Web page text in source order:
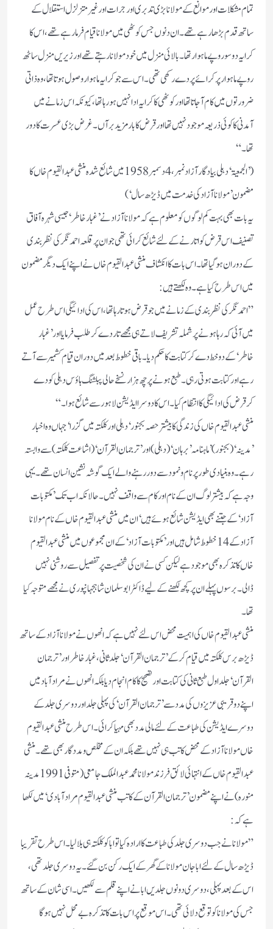
تمام مشکلات اور موانع کے مولانا بڑی تدبری اور جرات اور غیر متزلزل استقلال کے
ساتھ قدم بڑھارہے تھے۔ان دنوں جس کوٹھی میں مولانا قیام فرمارہے تھے، اس کا
کرایہ دوسو روپے ماہوار تھا۔ بالائی منزل میں خودمولانارہتے تھے اور زیریں منزل ساٹھ
روپے ماہوار پر کرائے پر دے رکھی تھی۔ اس سے جو کرایہ ماہوار وصول ہوتا تھا، وہ ذاتی
ضرورتوں میں کام آجاتا تھااور کوٹھی کا کرایہ ادا نہیں ہورہا تھا، کیونکہ اس زمانے میں
آمدنی کا کوئی ذریعہ موجود نہیں تھااور قرض کا بار مزید برآں۔ غرض بڑی عسرت کا دور
تھا۔“
(’الجمعیۃ‘ دہلی بیادگار آزادنمبر،4دسمبر 1958میں شائع شدہ منشی عبدالقیوم خاں کا
مضمون ’مولانا آزاد کی خدمت میں ڈیڑھ سال‘)
یہ بات بھی بہت کم لوگوں کو معلوم ہے کہ مولانا آزاد نے’غبارخاطر‘ جیسی شہرہ آفاق
تصنیف اس قرض کو اتارنے کے لئے شائع کرائی تھی جو ان پرقلعہ احمد نگر کی نظر بندی
کے دوران ہوگیا تھا۔اس بات کا انکشاف منشی عبدالقیوم خاں نے اپنے ایک دیگر مضمون
میں اس طرح کیا ہے۔وہ لکھتے ہیں:
”احمدنگر کی نظربندی کے زمانے میں جو قرض ہوتا رہا تھا، اس کی ادائیگی اس طرح عمل
میں آئی کہ رہا ہونے پر شملہ تشریف لاتے ہی مجھے تار دے کر طلب فرمایا اور’غبار
خاطر‘کے دو خط دے کرکتابت کا حکم دیا۔باقی خطوط بعد میں دوران قیام کشمیر سے آتے
رہے اور کتابت ہوتی رہی۔طبع ہونے پر چھ ہزار نسخے حالی پبلشنگ ہاؤس دہلی کو دے
کرقرض کی ادائیگی کا انتظام کیا۔ اس کا دوسرا ایڈیشن لاہور سے شائع ہوا۔“
منشی عبدالقیوم خاں کی زندگی کا بیشتر حصہ بجنور‘دہلی اور کلکتہ میں گزرا‘ جہاں وہ اخبار
’مدینہ‘ (بجنور) ’ماہنامہ ’برہان‘(دہلی) اور ’ترجمان القرآن‘ (اشاعت کلکتہ) سے وابستہ
رہے۔وہ بنیادی طور پر نام و نمود سے دور رہنے والے ایک گوشہ نشین انسان تھے۔ یہی
وجہ ہے کہ بیشتر لوگ ان کے نام اور کام سے واقف نہیں ۔حالانکہ اب تک ’مکتوبات
آزاد‘ کے جتنے بھی ایڈیشن شائع ہوئے ہیں‘ان میں منشی عبدالقیوم خاں کے نام مولانا
آزاد کے 14خطوط شامل ہیں اور ’مکتوبات آزاد‘کے ان مجموعوں میں منشی عبدالقیوم
خاں کا تذکرہ بھی موجود ہے لیکن کسی نے ان کی شخصیت پر تفصیل سے روشنی نہیں
ڈالی۔ برسوں پہلے ان پر کچھ لکھنے کے لیے ڈاکٹر ابوسلمان شاہجہانپوری نے مجھے متوجہ کیا
تھا۔
منشی عبدالقیوم خاں کی اہمیت محض اس لئے نہیں ہے کہ انھوں نے مو لا نا آزاد کے ساتھ
ڈیڑھ برس کلکتہ میں قیام کرکے’ترجمان القرآن‘ جلد ثانی، غبار خاطراور ’ترجمان
القرآن‘ جلد اول طبع ثانی کی کتابت اور تصحیح کا کام انجام دیا بلکہ انھوں نے مرادآباد میں
اپنے دو قریبی عزیزوں کی مدد سے’ترجمان القرآن‘ کی پہلی جلد اوردوسری جلد کے
دوسرے ایڈیشن کی طباعت کے لئے مالی مدد بھی مہیا کرائی۔ اس طرح منشی عبدالقیوم
خاں مولانا آزاد کے محض کاتب ہی نہیں تھے بلکہ ان کے مخلص و مددگاربھی تھے۔ منشی
عبدالقیوم خاں کے انتہائی لائق فرزند مولانا محمد عبدالملک جامعی(متوفی1991مدینہ
منورہ) نے اپنے مضمون ’ترجمان القرآن کے کاتب منشی عبدالقیوم مرادآبادی‘ میں لکھا
ہے کہ:
”مولانا نے جب دوسری جلد کی طباعت کا ارادہ کیاتو ابا کو کلکتہ ہی بلالیا۔ اس طرح تقر یبا
ڈیڑھ سال کے لئے ابا جان مولانا کے گھر کے ایک رکن بن گئے۔ یہ دوسری جلد تھی،
اس کے بعد پہلی، دوسری دونوں جلدیں ابا نے اپنے قلم سے لکھیں۔ اسی شان کے ساتھ
جس کی مولانا کو توقع دلائی تھی۔ اس موقع پر اس بات کا تذکرہ بے محل نہیں ہوگا